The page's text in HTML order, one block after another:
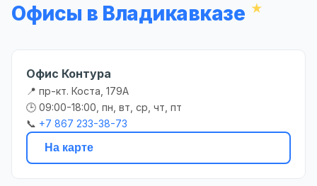
Офисы в Владикавказе
Офис Контура
📍 пр-кт. Коста, 179А
🕒 09:00-18:00, пн, вт, ср, чт, пт
📞 +7 867 233-38-73
На карте